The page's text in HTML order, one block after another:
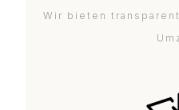
Wir bieten